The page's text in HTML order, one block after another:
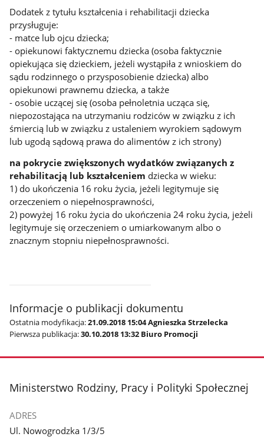
Dodatek z tytułu kształcenia i rehabilitacji dziecka
przysługuje:
- matce lub ojcu dziecka;
- opiekunowi faktycznemu dziecka (osoba faktycznie
opiekująca się dzieckiem, jeżeli wystąpiła z wnioskiem do
sądu rodzinnego o przysposobienie dziecka) albo
opiekunowi prawnemu dziecka, a także
- osobie uczącej się (osoba pełnoletnia ucząca się,
niepozostająca na utrzymaniu rodziców w związku z ich
śmiercią lub w związku z ustaleniem wyrokiem sądowym
lub ugodą sądową prawa do alimentów z ich strony)
na pokrycie zwiększonych wydatków związanych z
rehabilitacją lub kształceniem dziecka w wieku:
1) do ukończenia 16 roku życia, jeżeli legitymuje się
orzeczeniem o niepełnosprawności,
2) powyżej 16 roku życia do ukończenia 24 roku życia, jeżeli
legitymuje się orzeczeniem o umiarkowanym albo o
znacznym stopniu niepełnosprawności.
Informacje o publikacji dokumentu
Ostatnia modyfikacja:21.09.2018 15:04 Agnieszka Strzelecka
Pierwsza publikacja:30.10.2018 13:32 Biuro Promocji
stopka
Ministerstwo Rodziny, Pracy i Polityki Społecznej
ADRES
Ul. Nowogrodzka 1/3/5